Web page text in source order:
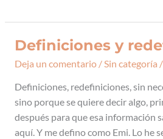
Definiciones y
Deja un comentario /Sin categoría
Definiciones, redefiniciones, sin
sino porque se quiere decir algo,
después para que esa información
aquí. Y me defino como Emi. Lo he
Definiciones
y